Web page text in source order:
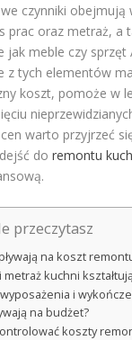
czynniki obejmują
prac oraz metraż, a
jak meble czy sprzęt
z tych elementów
koszt, pomoże w
warto przyjrzeć
doremontu
przeczytasz
na koszt
metraż kuchni
i
na budżet?
koszty